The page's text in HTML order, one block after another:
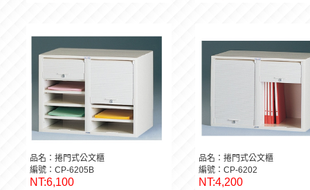
品名：捲門式公文櫃
編號：CP-6205B
NT:6,100
品名：捲門式公文櫃
編號：CP-6202
NT:4,200